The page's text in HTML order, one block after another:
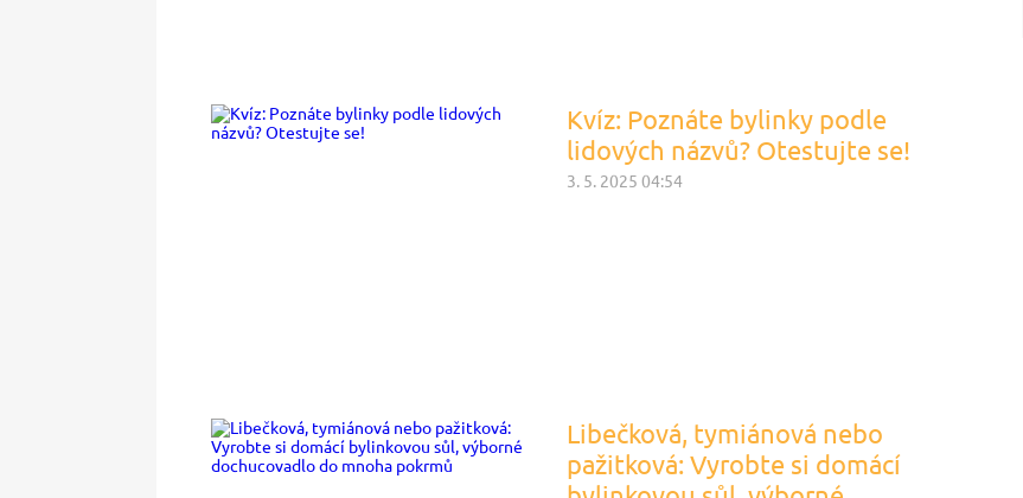
Kvíz: Poznáte bylinky podle
lidových názvů? Otestujte se!
3. 5. 2025 04:54
Libečková, tymiánová nebo
pažitková: Vyrobte si domácí